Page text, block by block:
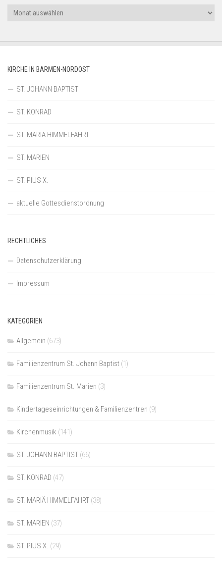
Archiv
KIRCHE IN BARMEN-NORDOST
ST. JOHANN BAPTIST
ST. KONRAD
ST. MARIÄ HIMMELFAHRT
ST. MARIEN
ST. PIUS X.
aktuelle Gottesdienstordnung
RECHTLICHES
Datenschutzerklärung
Impressum
KATEGORIEN
Allgemein (673)
Familienzentrum St. Johann Baptist (1)
Familienzentrum St. Marien (3)
Kindertageseinrichtungen & Familienzentren (9)
Kirchenmusik (141)
ST. JOHANN BAPTIST (66)
ST. KONRAD (47)
ST. MARIÄ HIMMELFAHRT (38)
ST. MARIEN (37)
ST. PIUS X. (29)